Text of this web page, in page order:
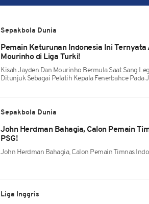
Sepakbola Dunia
Pemain Keturunan Indonesia Ini Ternyata
Mourinho di Liga Turki!
Kisah Jayden Dan Mourinho Bermula Saat Sang
Ditunjuk Sebagai Pelatih Kepala Fenerbahce Pada
Sepakbola Dunia
John Herdman Bahagia, Calon Pemain
PSG!
John Herdman Bahagia, Calon Pemain Timnas
Liga Inggris